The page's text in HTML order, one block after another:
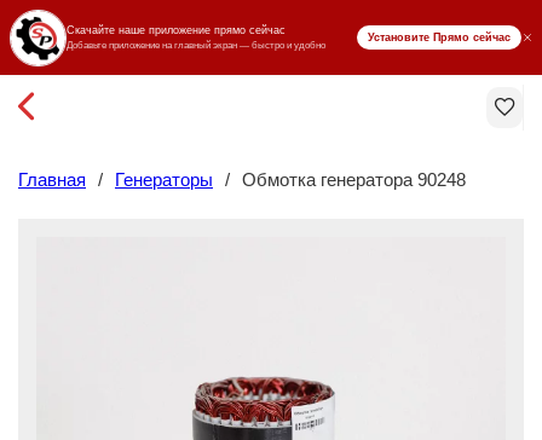
₸ KZT
Главная / Генераторы / Обмотка генератора 90248